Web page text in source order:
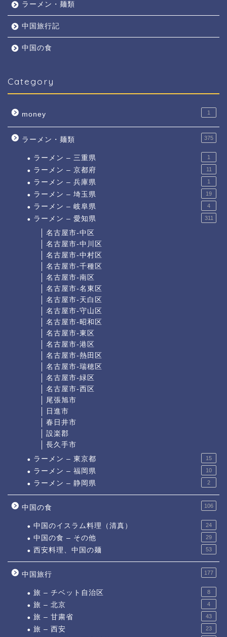
ラーメン・麺類
中国旅行記
中国の食
Category
money 1
ラーメン・麺類 375
ラーメン – 三重県 1
ラーメン – 京都府 11
ラーメン – 兵庫県 1
ラーメン – 埼玉県 19
ラーメン – 岐阜県 4
ラーメン – 愛知県 311
名古屋市-中区
名古屋市-中川区
名古屋市-中村区
名古屋市-千種区
名古屋市-南区
名古屋市-名東区
名古屋市-天白区
名古屋市-守山区
名古屋市-昭和区
名古屋市-東区
名古屋市-港区
名古屋市-熱田区
名古屋市-瑞穂区
名古屋市-緑区
名古屋市-西区
尾張旭市
日進市
春日井市
設楽郡
長久手市
ラーメン – 東京都
15
ラーメン – 福岡県 10
ラーメン – 静岡県 2
中国の食 106
中国のイスラム料理（清真） 24
中国の食 – その他 29
西安料理、中国の麺 53
中国旅行 177
旅 – チベット自治区 8
旅 – 北京 4
旅 – 甘粛省 43
旅 – 西安 23